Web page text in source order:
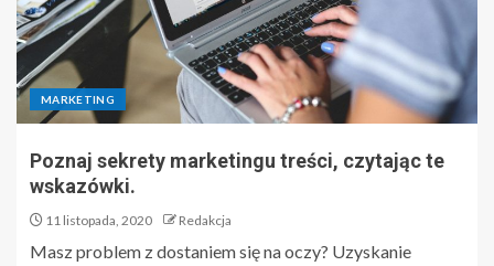
MARKETING
Poznaj sekrety marketingu treści, czytając te
wskazówki.
11 listopada, 2020 Redakcja
Masz problem z dostaniem się na oczy? Uzyskanie